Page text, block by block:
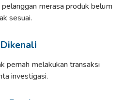
merasa produk belum
sesuai.
pernah melakukan transaksi
investigasi.